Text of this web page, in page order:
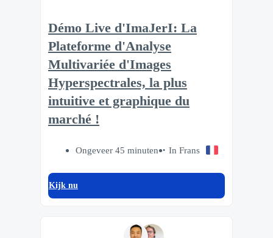
Démo Live d'ImaJerI: La
Plateforme d'Analyse
Multivariée d'Images
Hyperspectrales, la plus
intuitive et graphique du
marché !
Ongeveer 45 minuten In Frans
Kijk nu